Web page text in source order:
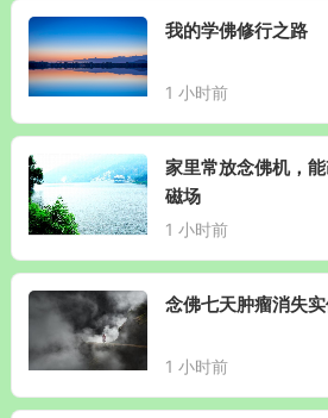
我的学佛修行之路
1 小时前
家里常放念佛机，
磁场
1 小时前
念佛七天肿瘤消失
1 小时前